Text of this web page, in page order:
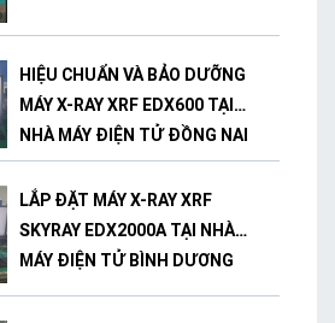
HIỆU CHUẨN VÀ BẢO DƯỠNG
MÁY X-RAY XRF EDX600 TẠI
NHÀ MÁY ĐIỆN TỬ ĐỒNG NAI
LẮP ĐẶT MÁY X-RAY XRF
SKYRAY EDX2000A TẠI NHÀ
MÁY ĐIỆN TỬ BÌNH DƯƠNG